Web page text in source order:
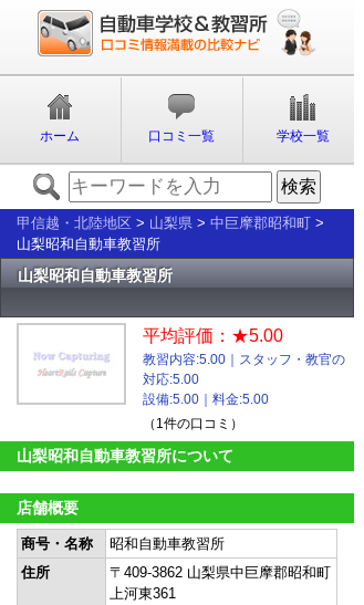
ホーム 口コミ一覧 学校一覧
甲信越・北陸地区 > 山梨県 > 中巨摩郡昭和町 >
山梨昭和自動車教習所
山梨昭和自動車教習所
平均評価：★5.00
教習内容:5.00｜スタッフ・教官の
対応:5.00
設備:5.00｜料金:5.00
（1件の口コミ）
山梨昭和自動車教習所について
店舗概要
商号・名称
昭和自動車教習所
住所
〒409-3862 山梨県中巨摩郡昭和町
上河東361